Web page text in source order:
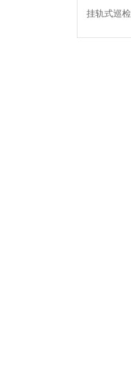
挂轨式巡